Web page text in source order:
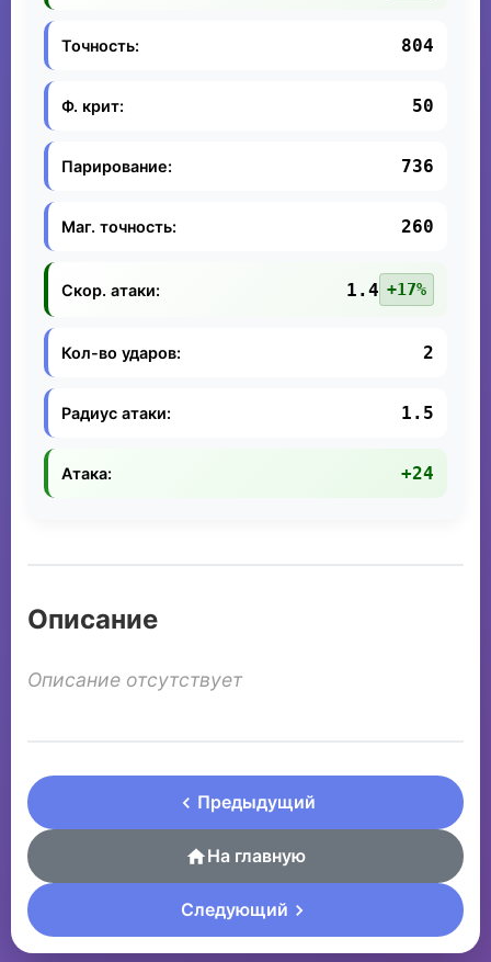
Точность: 804
Ф. крит: 50
Парирование: 736
Маг. точность: 260
Скор. атаки: 1.4 +17%
Кол-во ударов: 2
Радиус атаки: 1.5
Атака: +24
Описание
Описание отсутствует
Предыдущий
На главную
Следующий